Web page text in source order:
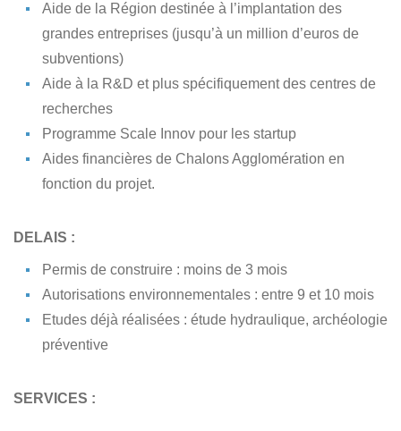
Aide de la Région destinée à l’implantation des
grandes entreprises (jusqu’à un million d’euros de
subventions)
Aide à la R&D et plus spécifiquement des centres de
recherches
Programme Scale Innov pour les startup
Aides financières de Chalons Agglomération en
fonction du projet.
DELAIS :
Permis de construire : moins de 3 mois
Autorisations environnementales : entre 9 et 10 mois
Etudes déjà réalisées : étude hydraulique, archéologie
préventive
SERVICES :